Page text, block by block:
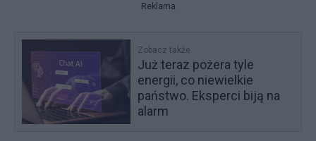
Reklama
Zobacz także
Już teraz pożera tyle
energii, co niewielkie
państwo. Eksperci biją na
alarm